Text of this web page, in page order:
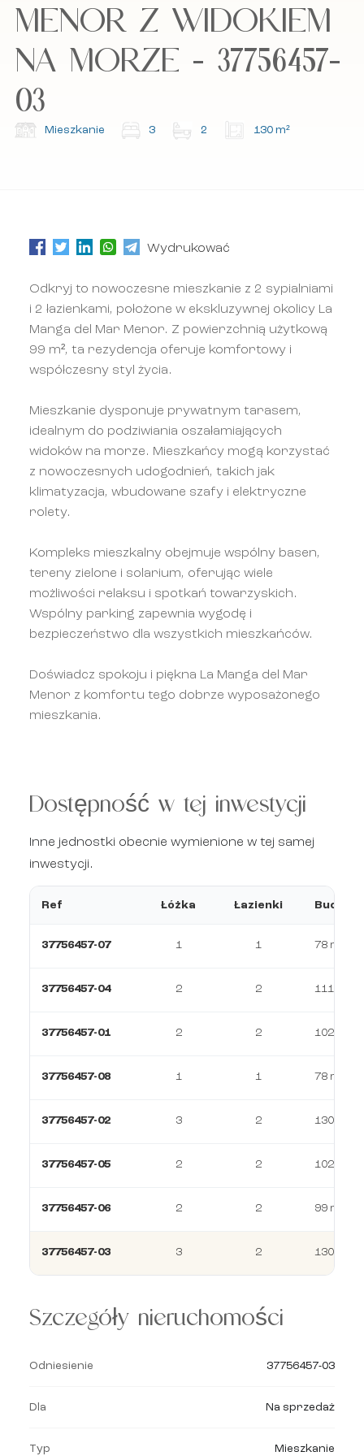
prywatności oraz regulamin.
Zapisz się do naszego newslettera.
prywatności oraz regulamin.
Zapisz się do naszego newslettera.
MENOR Z WIDOKIEM
NA MORZE - 37756457-
03
Mieszkanie 3 2 130 m²
Wydrukować
Odkryj to nowoczesne mieszkanie z 2 sypialniami
i 2 łazienkami, położone w ekskluzywnej okolicy La
Manga del Mar Menor. Z powierzchnią użytkową
99 m², ta rezydencja oferuje komfortowy i
współczesny styl życia.
Mieszkanie dysponuje prywatnym tarasem,
idealnym do podziwiania oszałamiających
widoków na morze. Mieszkańcy mogą korzystać
z nowoczesnych udogodnień, takich jak
klimatyzacja, wbudowane szafy i elektryczne
rolety.
Kompleks mieszkalny obejmuje wspólny basen,
tereny zielone i solarium, oferując wiele
możliwości relaksu i spotkań towarzyskich.
Wspólny parking zapewnia wygodę i
bezpieczeństwo dla wszystkich mieszkańców.
Doświadcz spokoju i piękna La Manga del Mar
Menor z komfortu tego dobrze wyposażonego
mieszkania.
Dostępność w tej inwestycji
Inne jednostki obecnie wymienione w tej samej
inwestycji.
Ref Łóżka Łazienki Budowa
37756457-07 1 1 78 m²
37756457-04 2 2 111 m²
37756457-01 2 2 102 m²
37756457-08 1 1 78 m²
37756457-02 3 2 130 m²
37756457-05 2 2 102 m²
37756457-06 2 2 99 m²
37756457-03 3 2 130 m²
Szczegóły nieruchomości
Odniesienie 37756457-03
Dla Na sprzedaż
Typ Mieszkanie